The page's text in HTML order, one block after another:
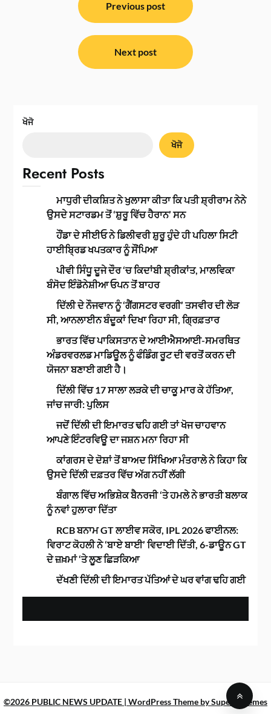
Previous post
Next post
ਖੋਜੋ
ਖੋਜੋ
Recent Posts
ਮਾਧੁਰੀ ਦੀਕਸ਼ਿਤ ਨੇ ਖੁਲਾਸਾ ਕੀਤਾ ਕਿ ਪਤੀ ਸ਼੍ਰੀਰਾਮ ਨੇਨੇ
ਉਸਦੇ ਸਟਾਰਡਮ ਤੋਂ ‘ਸ਼ੁਰੂ ਵਿੱਚ ਹੈਰਾਨ’ ਸਨ
ਹੌਂਡਾ ਦੇ ਸੀਈਓ ਨੇ ਡਿਲੀਵਰੀ ਸ਼ੁਰੂ ਹੁੰਦੇ ਹੀ ਪਹਿਲਾ ਸਿਟੀ
ਹਾਈਬ੍ਰਿਡ ਖਪਤਕਾਰ ਨੂੰ ਸੌਂਪਿਆ
ਪੀਵੀ ਸਿੰਧੂ ਦੂਜੇ ਦੌਰ ‘ਚ ਕਿਦਾਂਬੀ ਸ਼੍ਰੀਕਾਂਤ, ਮਾਲਵਿਕਾ
ਬੰਸੋਦ ਇੰਡੋਨੇਸ਼ੀਆ ਓਪਨ ਤੋਂ ਬਾਹਰ
ਦਿੱਲੀ ਦੇ ਨੌਜਵਾਨ ਨੂੰ ‘ਗੈਂਗਸਟਰ ਵਰਗੀ’ ਤਸਵੀਰ ਦੀ ਲੋੜ
ਸੀ, ਆਨਲਾਈਨ ਬੰਦੂਕਾਂ ਦਿਖਾ ਰਿਹਾ ਸੀ, ਗ੍ਰਿਫ਼ਤਾਰ
ਭਾਰਤ ਵਿੱਚ ਪਾਕਿਸਤਾਨ ਦੇ ਆਈਐਸਆਈ-ਸਮਰਥਿਤ
ਅੰਡਰਵਰਲਡ ਮਾਡਿਊਲ ਨੂੰ ਫੰਡਿੰਗ ਰੂਟ ਦੀ ਵਰਤੋਂ ਕਰਨ ਦੀ
ਯੋਜਨਾ ਬਣਾਈ ਗਈ ਹੈ।
ਦਿੱਲੀ ਵਿੱਚ 17 ਸਾਲਾ ਲੜਕੇ ਦੀ ਚਾਕੂ ਮਾਰ ਕੇ ਹੱਤਿਆ,
ਜਾਂਚ ਜਾਰੀ: ਪੁਲਿਸ
ਜਦੋਂ ਦਿੱਲੀ ਦੀ ਇਮਾਰਤ ਢਹਿ ਗਈ ਤਾਂ ਖੋਜ ਚਾਹਵਾਨ
ਆਪਣੇ ਇੰਟਰਵਿਊ ਦਾ ਜਸ਼ਨ ਮਨਾ ਰਿਹਾ ਸੀ
ਕਾਂਗਰਸ ਦੇ ਦੋਸ਼ਾਂ ਤੋਂ ਬਾਅਦ ਸਿੱਖਿਆ ਮੰਤਰਾਲੇ ਨੇ ਕਿਹਾ ਕਿ
ਉਸਦੇ ਦਿੱਲੀ ਦਫ਼ਤਰ ਵਿੱਚ ਅੱਗ ਨਹੀਂ ਲੱਗੀ
ਬੰਗਾਲ ਵਿੱਚ ਅਭਿਸ਼ੇਕ ਬੈਨਰਜੀ ‘ਤੇ ਹਮਲੇ ਨੇ ਭਾਰਤੀ ਬਲਾਕ
ਨੂੰ ਨਵਾਂ ਹੁਲਾਰਾ ਦਿੱਤਾ
RCB ਬਨਾਮ GT ਲਾਈਵ ਸਕੋਰ, IPL 2026 ਫਾਈਨਲ:
ਵਿਰਾਟ ਕੋਹਲੀ ਨੇ ‘ਬਾਏ ਬਾਈ’ ਵਿਦਾਈ ਦਿੱਤੀ, 6-ਡਾਊਨ GT
ਦੇ ਜ਼ਖ਼ਮਾਂ ‘ਤੇ ਲੂਣ ਛਿੜਕਿਆ
ਦੱਖਣੀ ਦਿੱਲੀ ਦੀ ਇਮਾਰਤ ਪੱਤਿਆਂ ਦੇ ਘਰ ਵਾਂਗ ਢਹਿ ਗਈ
©2026 PUBLIC NEWS UPDATE | WordPress Theme bySuperbThemes